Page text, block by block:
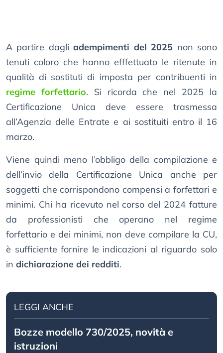
A partire dagliadempimenti del 2025 non sono
tenuti coloro che hanno efffettuato le ritenute in
qualità di sostituti di imposta per contribuenti in
regime forfettario. Si ricorda che nel 2025 la
Certificazione Unica deve essere trasmessa
all’Agenzia delle Entrate e ai sostituiti entro il 16
marzo.
Viene quindi meno l’obbligo della compilazione e
dell’invio della Certificazione Unica anche per
soggetti che corrispondono compensi a forfettari e
minimi. Chi ha ricevuto nel corso del 2024 fatture
da professionisti che operano nel regime
forfettario e dei minimi, non deve compilare la CU,
è sufficiente fornire le indicazioni al riguardo solo
in dichiarazione dei redditi.
LEGGI ANCHE
Bozze modello 730/2025, novità e
istruzioni